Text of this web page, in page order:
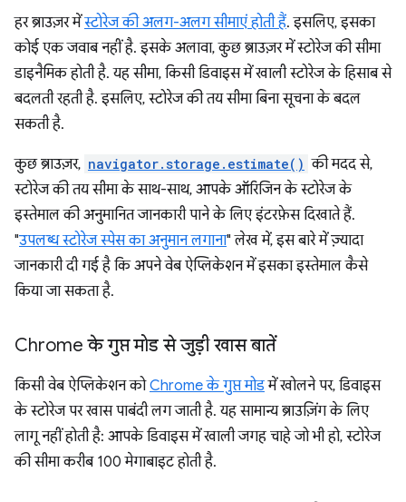
हर ब्राउज़र मेंस्टोरेज की अलग-अलग सीमाएं होती हैं. इसलिए, इसका
कोई एक जवाब नहीं है. इसके अलावा, कुछ ब्राउज़र में स्टोरेज की सीमा
डाइनैमिक होती है. यह सीमा, किसी डिवाइस में खाली स्टोरेज के हिसाब से
बदलती रहती है. इसलिए, स्टोरेज की तय सीमा बिना सूचना के बदल
सकती है.
कुछ ब्राउज़र, navigator.storage.estimate() की मदद से,
स्टोरेज की तय सीमा के साथ-साथ, आपके ऑरिजिन के स्टोरेज के
इस्तेमाल की अनुमानित जानकारी पाने के लिए इंटरफ़ेस दिखाते हैं.
"उपलब्ध स्टोरेज स्पेस का अनुमान लगाना" लेख में, इस बारे में ज़्यादा
जानकारी दी गई है कि अपने वेब ऐप्लिकेशन में इसका इस्तेमाल कैसे
किया जा सकता है.
Chrome के गुप्त मोड से जुड़ी खास बातें
किसी वेब ऐप्लिकेशन कोChrome के गुप्त मोडमें खोलने पर, डिवाइस
के स्टोरेज पर खास पाबंदी लग जाती है. यह सामान्य ब्राउज़िंग के लिए
लागू नहीं होती है: आपके डिवाइस में खाली जगह चाहे जो भी हो, स्टोरेज
की सीमा करीब 100 मेगाबाइट होती है.